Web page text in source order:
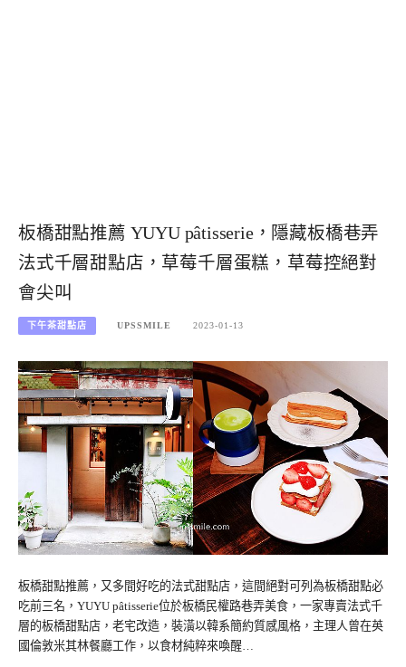
板橋甜點推薦 YUYU pâtisserie，隱藏板橋巷弄
法式千層甜點店，草莓千層蛋糕，草莓控絕對
會尖叫
下午茶甜點店 UPSSMILE 2023-01-13
板橋甜點推薦，又多間好吃的法式甜點店，這間絕對可列為板橋甜點必
吃前三名，YUYU pâtisserie位於板橋民權路巷弄美食，一家專賣法式千
層的板橋甜點店，老宅改造，裝潢以韓系簡約質感風格，主理人曾在英
國倫敦米其林餐廳工作，以食材純粹來喚醒…